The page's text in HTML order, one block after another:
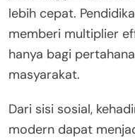
lebih cepat.
memberi multiplier
hanya bagi
masyarakat.
Dari sisi sosial,
modern dapat